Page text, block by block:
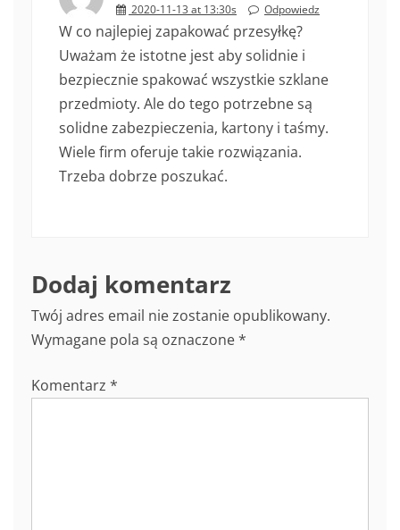
2020-11-13 at 13:30s Odpowiedz
W co najlepiej zapakować przesyłkę?
Uważam że istotne jest aby solidnie i
bezpiecznie spakować wszystkie szklane
przedmioty. Ale do tego potrzebne są
solidne zabezpieczenia, kartony i taśmy.
Wiele firm oferuje takie rozwiązania.
Trzeba dobrze poszukać.
Dodaj komentarz
Twój adres email nie zostanie opublikowany.
Wymagane pola są oznaczone*
Komentarz *